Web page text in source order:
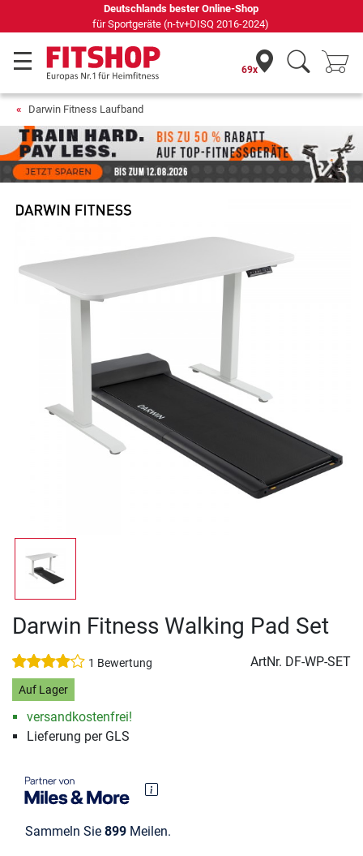
69 Fachmärkte vor Ort mit 75 eigenen Servicetechnikern
69x
Darwin Fitness Laufband
Darwin Fitness Walking Pad Set
1 Bewertung ArtNr. DF-WP-SET
Auf Lager
versandkostenfrei!
Lieferung per GLS
Sammeln Sie 899 Meilen.